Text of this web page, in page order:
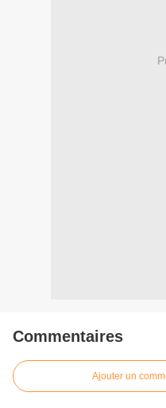
Commentaires
Ajouter un